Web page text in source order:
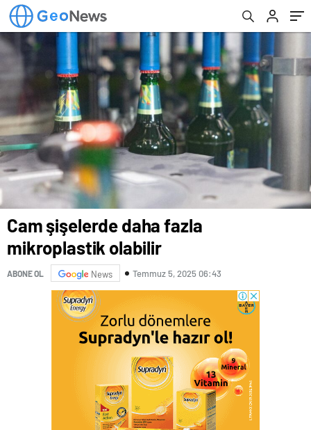
Cam şişelerde daha fazla
mikroplastik olabilir
ABONE OL News Temmuz 5, 2025 06:43
edeceğiniz